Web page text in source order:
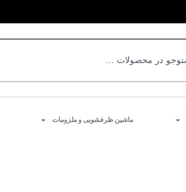
ماشین ظرفشویی و ملزومات